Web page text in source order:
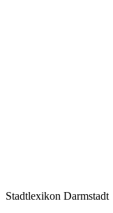
Stadtlexikon Darmstadt